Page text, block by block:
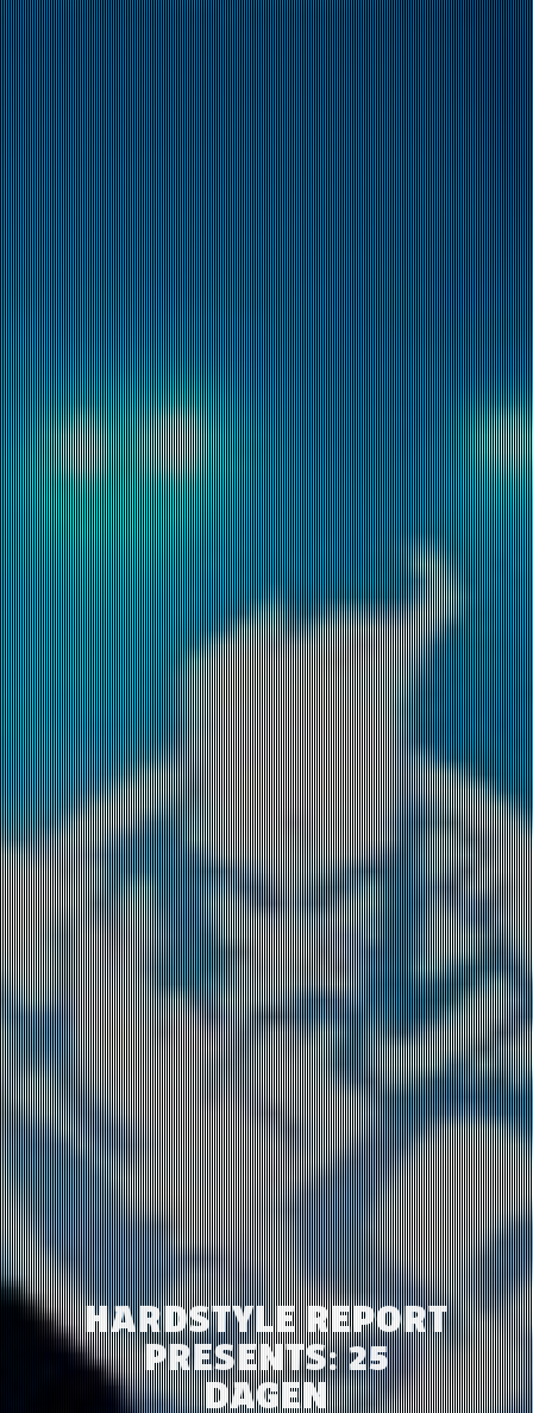
HARDSTYLE REPORT
PRESENTS: 25
DAGEN